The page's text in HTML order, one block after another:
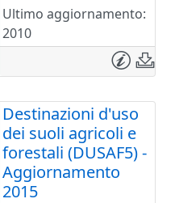
Ultimo aggiornamento:
2010
Destinazioni d'uso
dei suoli agricoli e
forestali (DUSAF5) -
Aggiornamento
2015